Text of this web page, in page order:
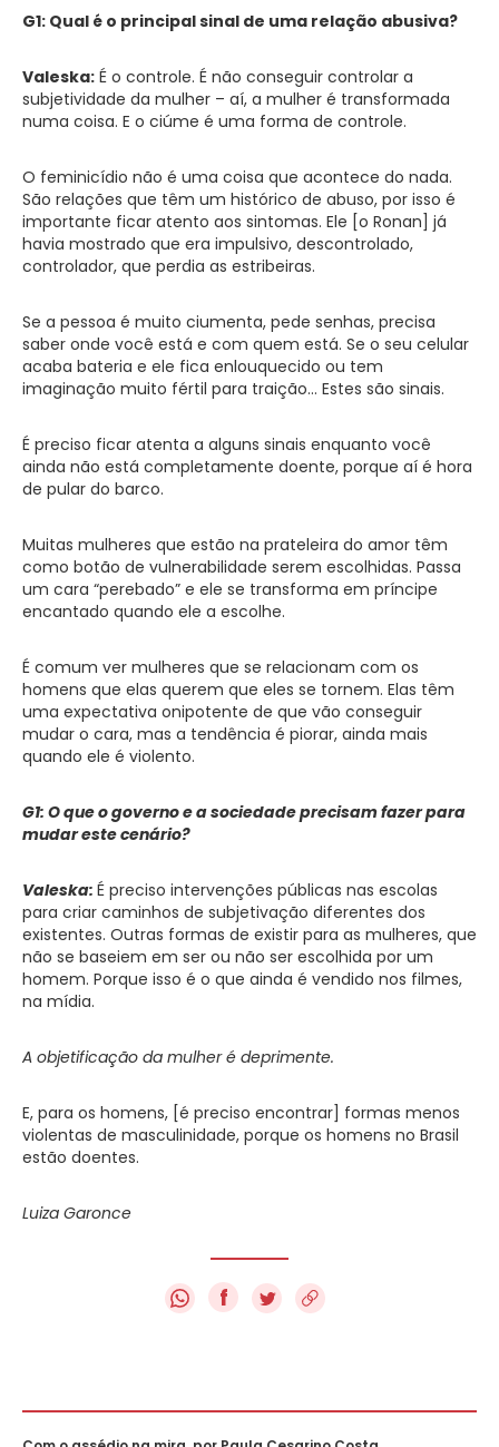
G1: Qual é o principal sinal de uma relação abusiva?
Valeska: É o controle. É não conseguir controlar a
subjetividade da mulher – aí, a mulher é transformada
numa coisa. E o ciúme é uma forma de controle.
O feminicídio não é uma coisa que acontece do nada.
São relações que têm um histórico de abuso, por isso é
importante ficar atento aos sintomas. Ele [o Ronan] já
havia mostrado que era impulsivo, descontrolado,
controlador, que perdia as estribeiras.
Se a pessoa é muito ciumenta, pede senhas, precisa
saber onde você está e com quem está. Se o seu celular
acaba bateria e ele fica enlouquecido ou tem
imaginação muito fértil para traição… Estes são sinais.
É preciso ficar atenta a alguns sinais enquanto você
ainda não está completamente doente, porque aí é hora
de pular do barco.
Muitas mulheres que estão na prateleira do amor têm
como botão de vulnerabilidade serem escolhidas. Passa
um cara “perebado” e ele se transforma em príncipe
encantado quando ele a escolhe.
É comum ver mulheres que se relacionam com os
homens que elas querem que eles se tornem. Elas têm
uma expectativa onipotente de que vão conseguir
mudar o cara, mas a tendência é piorar, ainda mais
quando ele é violento.
G1: O que o governo e a sociedade precisam fazer para
mudar este cenário?
Valeska: É preciso intervenções públicas nas escolas
para criar caminhos de subjetivação diferentes dos
existentes. Outras formas de existir para as mulheres, que
não se baseiem em ser ou não ser escolhida por um
homem. Porque isso é o que ainda é vendido nos filmes,
na mídia.
A objetificação da mulher é deprimente.
E, para os homens, [é preciso encontrar] formas menos
violentas de masculinidade, porque os homens no Brasil
estão doentes.
Luiza Garonce
f